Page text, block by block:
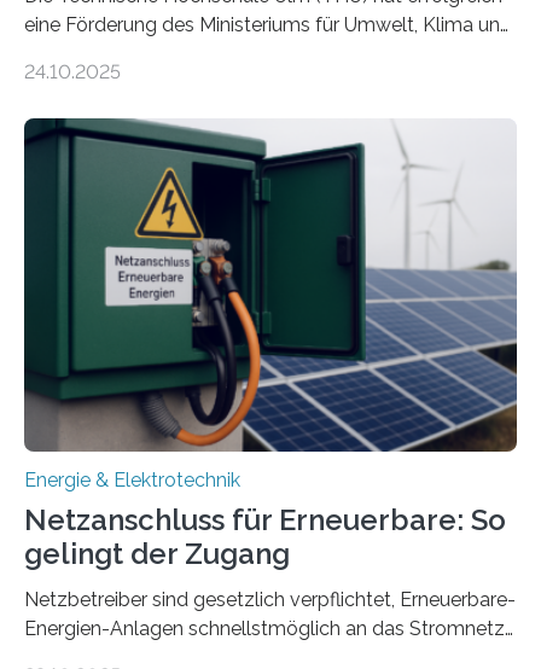
eine Förderung des Ministeriums für Umwelt, Klima und
Forschungsprojekt „LAGER – Langzeitspeicherung in
Quartieren“ eingeworben. Ziel des Projekts ist die
Entwicklung, Erprobung und Demonstration von
Konzepten zur langfristigen Energiespeicherung in
sektorübergreifend vernetzten Energiesystemen. Das
Projekt startete am 15. Oktober 2025, hat eine Laufzeit
von drei Jahren und ein Gesamtvolumen von rund 2,9
Millionen Euro, wovon 2,6 Millionen Euro durch das
Ministerium für Umwelt, Klima und…
24.10.2025
Energie & Elektrotechnik
Netzanschluss für Erneuerbare: So
gelingt der Zugang
Netzbetreiber sind gesetzlich verpflichtet, Erneuerbare-
Energien-Anlagen schnellstmöglich an das Stromnetz